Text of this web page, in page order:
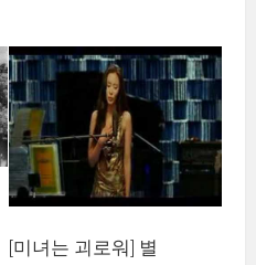
[미녀는 괴로워] 별